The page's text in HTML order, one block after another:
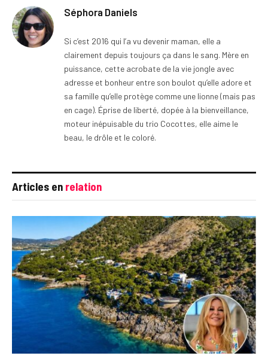
Séphora Daniels
Si c’est 2016 qui l’a vu devenir maman, elle a
clairement depuis toujours ça dans le sang. Mère en
puissance, cette acrobate de la vie jongle avec
adresse et bonheur entre son boulot qu’elle adore et
sa famille qu’elle protège comme une lionne (mais pas
en cage). Éprise de liberté, dopée à la bienveillance,
moteur inépuisable du trio Cocottes, elle aime le
beau, le drôle et le coloré.
Articles en relation